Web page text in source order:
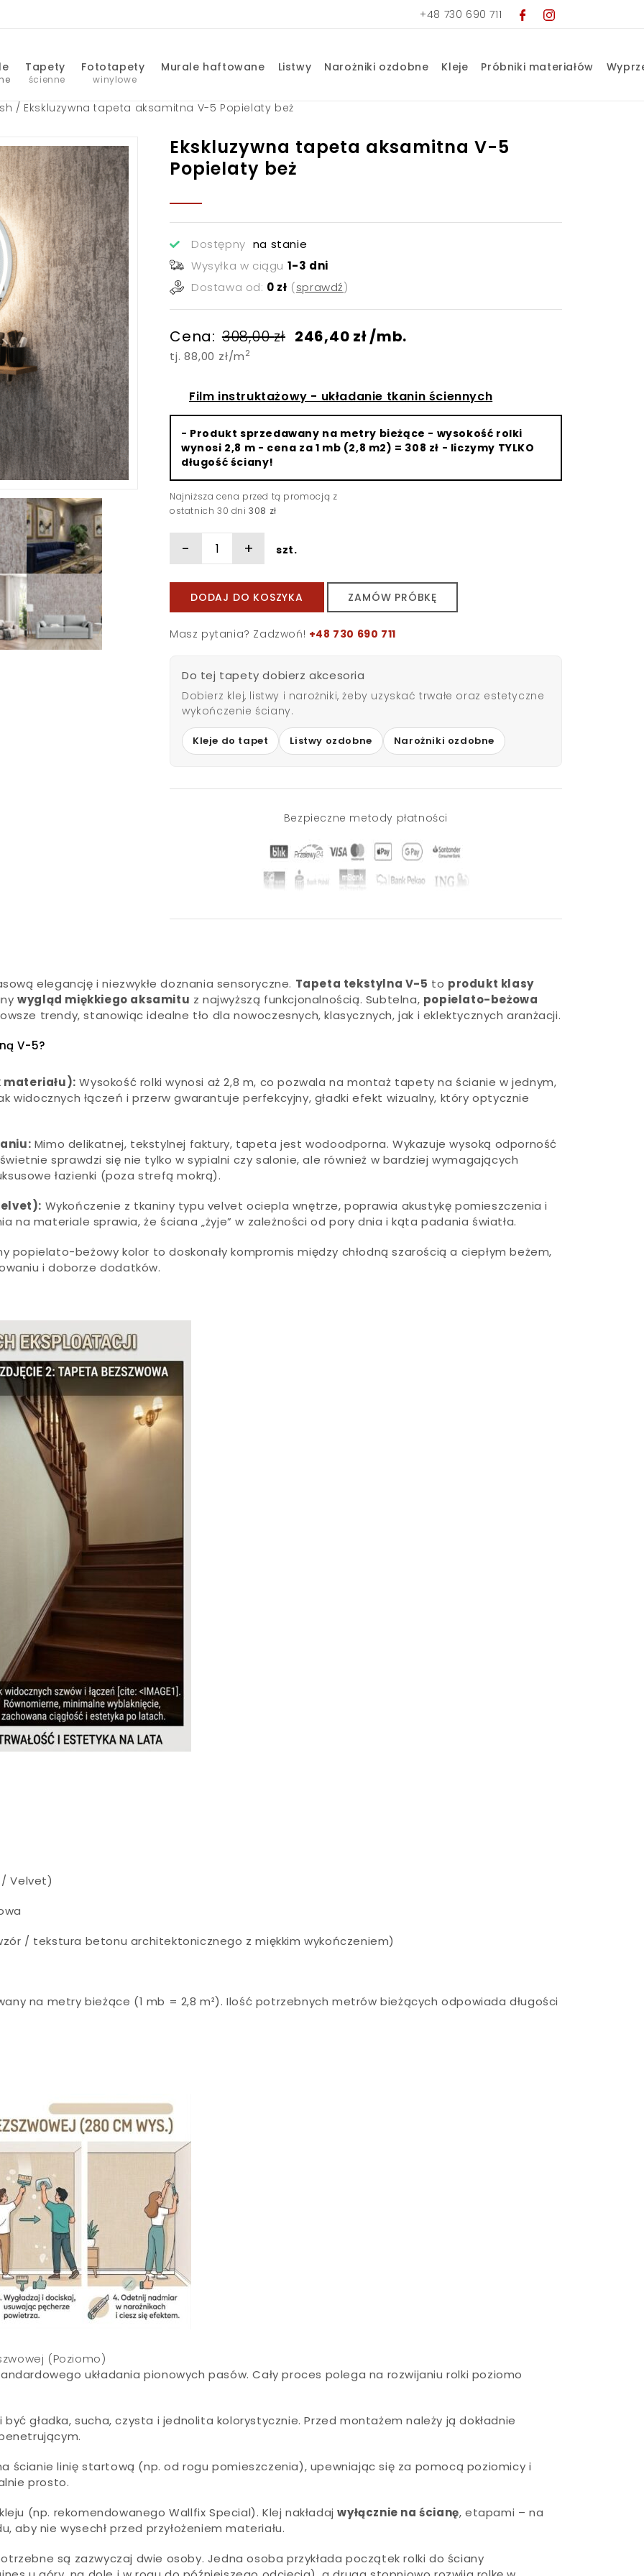
+48 730 690 711
Tapety
ścienne
Fototapety
winylowe
Murale haftowane Listwy Narożniki ozdobne Kleje Próbniki materiałów
/ Ekskluzywna tapeta aksamitna V-5 Popielaty beż
Ekskluzywna tapeta aksamitna V-5
Popielaty beż
Dostępny na stanie
Wysyłka w ciągu 1-3 dni
Dostawa od: 0 zł (sprawdź)
Cena: 308,00zł Pierwotna
308,00 zł.
246,40 złAktualna
246,40 zł.
/mb.
tj. 88,00 zł/m2
Film instruktażowy - układanie tkanin ściennych
- Produkt sprzedawany na metry bieżące - wysokość rolki
wynosi 2,8 m - cena za 1 mb (2,8 m2) = 308 zł - liczymy TYLKO
długość ściany!
Najniższa cena przed tą promocją z
ostatnich 30 dni308 zł
szt.
- +
DODAJ DO KOSZYKA ZAMÓW PRÓBKĘ
Masz pytania? Zadzwoń! +48 730 690 711
Do tej tapety dobierz akcesoria
Dobierz klej, listwy i narożniki, żeby uzyskać trwałe oraz estetyczne
wykończenie ściany.
Kleje do tapet Listwy ozdobne Narożniki ozdobne
Bezpieczne metody płatności
elegancję i niezwykłe doznania sensoryczne. Tapeta tekstylna V-5 to produkt klasy
wygląd miękkiego aksamitu z najwyższą funkcjonalnością. Subtelna, popielato-beżowa
trendy, stanowiąc idealne tło dla nowoczesnych, klasycznych, jak i eklektycznych aranżacji.
V-5?
materiału): Wysokość rolki wynosi aż 2,8 m, co pozwala na montaż tapety na ścianie w jednym,
widocznych łączeń i przerw gwarantuje perfekcyjny, gładki efekt wizualny, który optycznie
Mimo delikatnej, tekstylnej faktury, tapeta jest wodoodporna. Wykazuje wysoką odporność
sprawdzi się nie tylko w sypialni czy salonie, ale również w bardziej wymagających
łazienki (poza strefą mokrą).
Wykończenie z tkaniny typu velvet ociepla wnętrze, poprawia akustykę pomieszczenia i
na materiale sprawia, że ściana „żyje” w zależności od pory dnia i kąta padania światła.
popielato-beżowy kolor to doskonały kompromis między chłodną szarością a ciepłym beżem,
i doborze dodatków.
Velvet)
/ tekstura betonu architektonicznego z miękkim wykończeniem)
na metry bieżące (1 mb = 2,8 m²). Ilość potrzebnych metrów bieżących odpowiada długości
(Poziomo)
układania pionowych pasów. Cały proces polega na rozwijaniu rolki poziomo
gładka, sucha, czysta i jednolita kolorystycznie. Przed montażem należy ją dokładnie
ścianie linię startową (np. od rogu pomieszczenia), upewniając się za pomocą poziomicy i
prosto.
(np. rekomendowanego Wallfix Special). Klej nakładajwyłącznie na ścianę, etapami – na
aby nie wysechł przed przyłożeniem materiału.
są zazwyczaj dwie osoby. Jedna osoba przykłada początek rolki do ściany